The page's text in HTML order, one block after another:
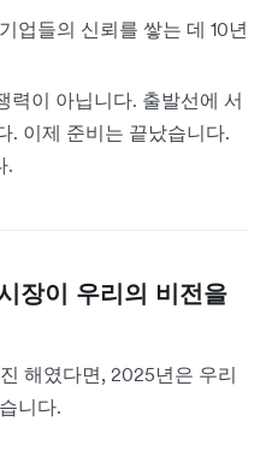
업들의 신뢰를 쌓는 데 10년
력이 아닙니다. 출발선에 서
. 이제 준비는 끝났습니다.
.
장이 우리의 비전을
해였다면, 2025년은 우리
니다.